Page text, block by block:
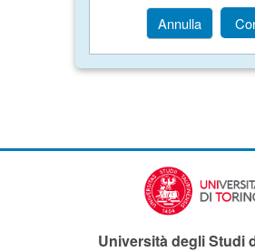
Annulla
Università degli Studi